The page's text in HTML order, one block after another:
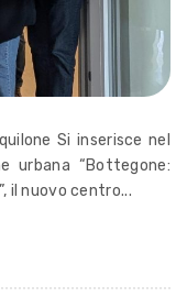
Si inserisce nel
urbana “Bottegone:
il nuovo centro...